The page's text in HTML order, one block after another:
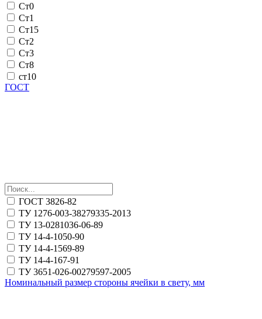
Ст0
Ст1
Ст15
Ст2
Ст3
Ст8
ст10
ГОСТ
ГОСТ 3826-82
ТУ 1276-003-38279335-2013
ТУ 13-0281036-06-89
ТУ 14-4-1050-90
ТУ 14-4-1569-89
ТУ 14-4-167-91
ТУ 3651-026-00279597-2005
Номинальный размер стороны ячейки в свету, мм